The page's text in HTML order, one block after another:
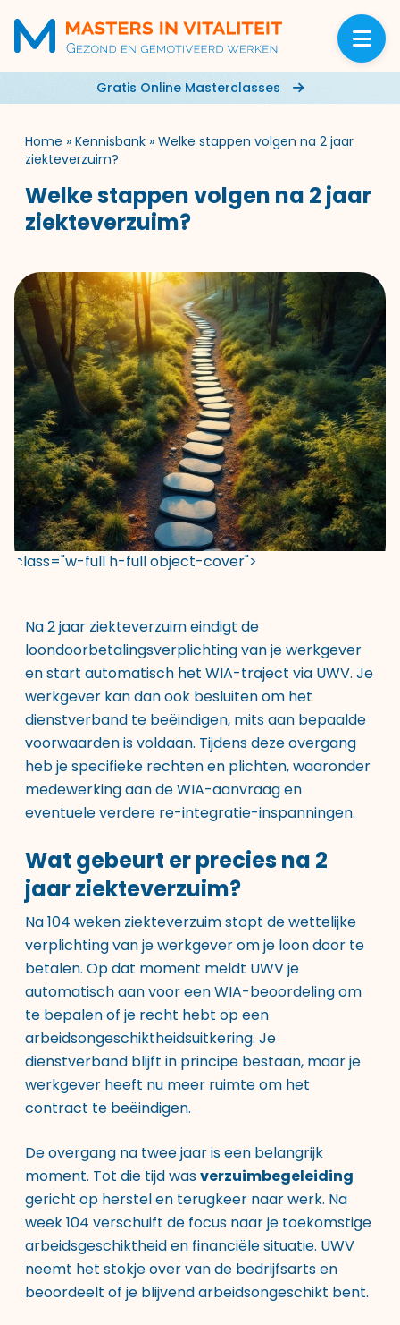
Gratis Online Masterclasses
Home » Kennisbank » Welke stappen volgen na 2 jaar
ziekteverzuim?
Welke stappen volgen na 2 jaar
ziekteverzuim?
class="w-full h-full object-cover">
Na 2 jaar ziekteverzuim eindigt de
loondoorbetalingsverplichting van je werkgever
en start automatisch het WIA-traject via UWV. Je
werkgever kan dan ook besluiten om het
dienstverband te beëindigen, mits aan bepaalde
voorwaarden is voldaan. Tijdens deze overgang
heb je specifieke rechten en plichten, waaronder
medewerking aan de WIA-aanvraag en
eventuele verdere re-integratie-inspanningen.
Wat gebeurt er precies na 2
jaar ziekteverzuim?
Na 104 weken ziekteverzuim stopt de wettelijke
verplichting van je werkgever om je loon door te
betalen. Op dat moment meldt UWV je
automatisch aan voor een WIA-beoordeling om
te bepalen of je recht hebt op een
arbeidsongeschiktheidsuitkering. Je
dienstverband blijft in principe bestaan, maar je
werkgever heeft nu meer ruimte om het
contract te beëindigen.
De overgang na twee jaar is een belangrijk
moment. Tot die tijd wasverzuimbegeleiding
gericht op herstel en terugkeer naar werk. Na
week 104 verschuift de focus naar je toekomstige
arbeidsgeschiktheid en financiële situatie. UWV
neemt het stokje over van de bedrijfsarts en
beoordeelt of je blijvend arbeidsongeschikt bent.